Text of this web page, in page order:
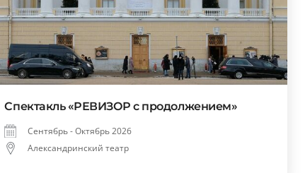
Спектакль «РЕВИЗОР с продолжением»
Сентябрь - Октябрь 2026
Александринский театр